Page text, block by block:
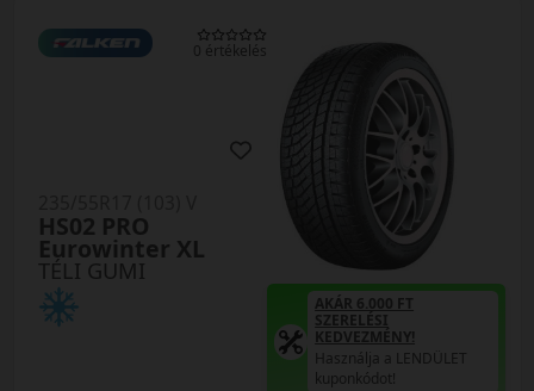
0 értékelés
TÉLI GUMI
HS02 PRO
Eurowinter XL
AKÁR 6.000 FT
SZERELÉSI
KEDVEZMÉNY!
Használja a LENDÜLET
kuponkódot!